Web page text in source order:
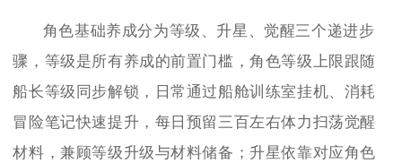
角色基础养成分为等级、升星、觉醒三个递进步
骤，等级是所有养成的前置门槛，角色等级上限跟随
船长等级同步解锁，日常通过船舱训练室挂机、消耗
冒险笔记快速提升，每日预留三百左右体力扫荡觉醒
材料，兼顾等级升级与材料储备；升星依靠对应角色